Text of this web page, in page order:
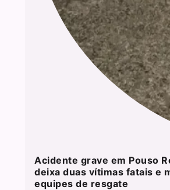
Acidente grave em Pouso
deixa duas vítimas fatais e
equipes de resgate